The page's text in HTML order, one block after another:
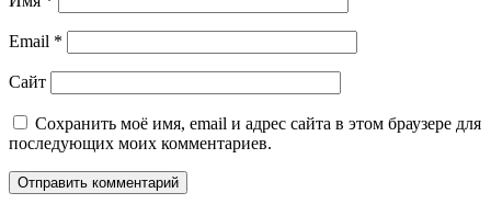
Email *
Сайт
Сохранить моё имя, email и адрес сайта в этом браузере для
последующих моих комментариев.